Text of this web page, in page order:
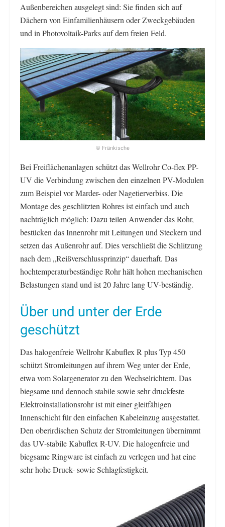
Außenbereichen ausgelegt sind: Sie finden sich auf
Dächern von Einfamilienhäusern oder Zweckgebäuden
und in Photovoltaik-Parks auf dem freien Feld.
© Fränkische
Bei Freiflächenanlagen schützt das Wellrohr Co-flex PP-
UV die Verbindung zwischen den einzelnen PV-Modulen
zum Beispiel vor Marder- oder Nagetierverbiss. Die
Montage des geschlitzten Rohres ist einfach und auch
nachträglich möglich: Dazu teilen Anwender das Rohr,
bestücken das Innenrohr mit Leitungen und Steckern und
setzen das Außenrohr auf. Dies verschließt die Schlitzung
nach dem „Reißverschlussprinzip“ dauerhaft. Das
hochtemperaturbeständige Rohr hält hohen mechanischen
Belastungen stand und ist 20 Jahre lang UV-beständig.
Über und unter der Erde
geschützt
Das halogenfreie Wellrohr Kabuflex R plus Typ 450
schützt Stromleitungen auf ihrem Weg unter der Erde,
etwa vom Solargenerator zu den Wechselrichtern. Das
biegsame und dennoch stabile sowie sehr druckfeste
Elektroinstallationsrohr ist mit einer gleitfähigen
Innenschicht für den einfachen Kabeleinzug ausgestattet.
Den oberirdischen Schutz der Stromleitungen übernimmt
das UV-stabile Kabuflex R-UV. Die halogenfreie und
biegsame Ringware ist einfach zu verlegen und hat eine
sehr hohe Druck- sowie Schlagfestigkeit.